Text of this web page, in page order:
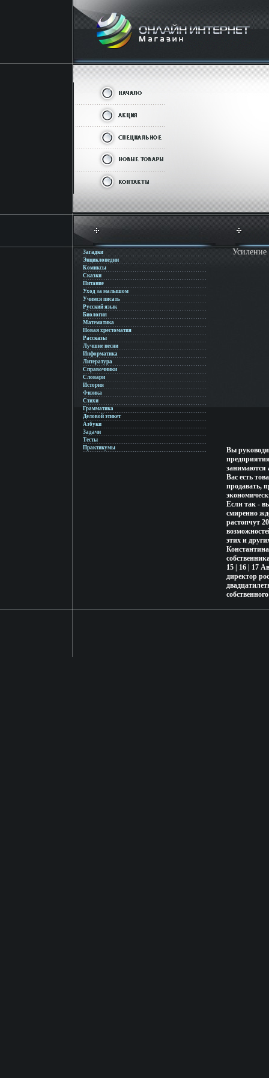
Загадки
Энциклопедии
Комиксы
Сказки
Питание
Уход за малышом
Учимся писать
Русский язык
Биология
Математика
Новая хрестоматия
Рассказы
Лучшие песни
Информатика
Литература
Справочники
Словари
История
Физика
Стихи
Грамматика
Деловой этикет
Азбуки
Задачи
Тесты
Практикумы
Вы
занимаются
Вас есть
продавать,
Если так -
смиренно
растопчут
этих и
15 | 16 | 17
директор